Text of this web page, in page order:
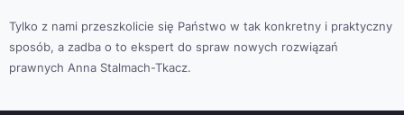
Tylko z nami przeszkolicie się Państwo w tak konkretny i praktyczny
sposób, a zadba o to ekspert do spraw nowych rozwiązań
prawnych Anna Stalmach-Tkacz.